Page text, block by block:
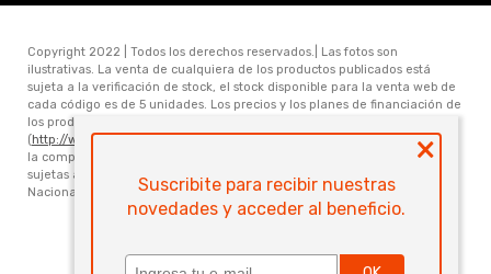
×
Suscribite para recibir nuestras
novedades y acceder al beneficio.
Copyright 2022 | Todos los derechos reservados.| Las fotos son
ilustrativas. La venta de cualquiera de los productos publicados está
sujeta a la verificación de stock, el stock disponible para la venta web de
cada código es de 5 unidades. Los precios y los planes de financiación de
los productos publicados en www.electronicamegatonesrl.com
( http://www.electronicamegatonesrl.com
) son válidos únicamente para
la compra online. Las especificaciones técnicas y descripciones están
sujetas a cambios sin previo aviso. Electrónica Megatone S.R.L. Ruta
Nacional Nro 168 Km 473.6 (3000) Santa Fe. Provincia de Santa Fe